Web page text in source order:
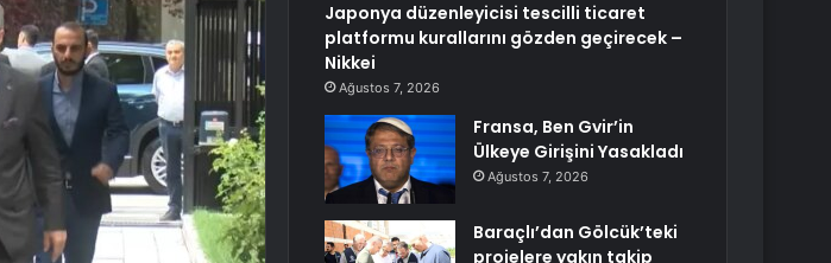
Japonya düzenleyicisi tescilli ticaret
platformu kurallarını gözden geçirecek –
Nikkei
Ağustos 7, 2026
Fransa, Ben Gvir’in
Ülkeye Girişini Yasakladı
Ağustos 7, 2026
Baraçlı’dan Gölcük’teki
projelere yakın takip